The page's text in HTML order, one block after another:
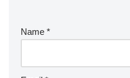
Name *